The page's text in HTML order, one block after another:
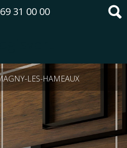
31 00 00
LES-HAMEAUX